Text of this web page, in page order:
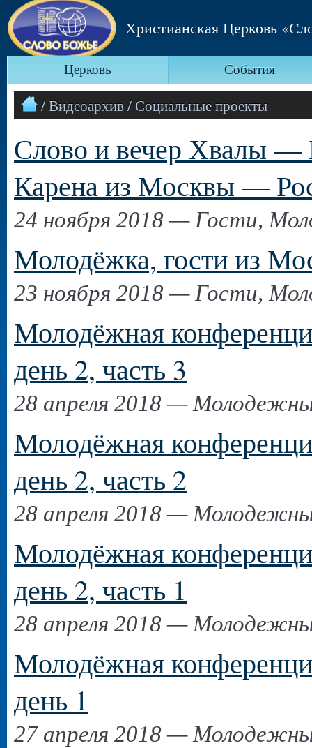
Христианская Церковь
Церковь События
/ Видеоархив / Социальные проекты
Слово и вечер Хвалы —
Карена из Москвы —
24 ноября 2018 — Гости,
Молодёжка, гости из
23 ноября 2018 — Гости,
Молодёжная
день 2, часть 3
28 апреля 2018 —
Молодёжная
день 2, часть 2
28 апреля 2018 —
Молодёжная
день 2, часть 1
28 апреля 2018 —
Молодёжная
день 1
27 апреля 2018 —